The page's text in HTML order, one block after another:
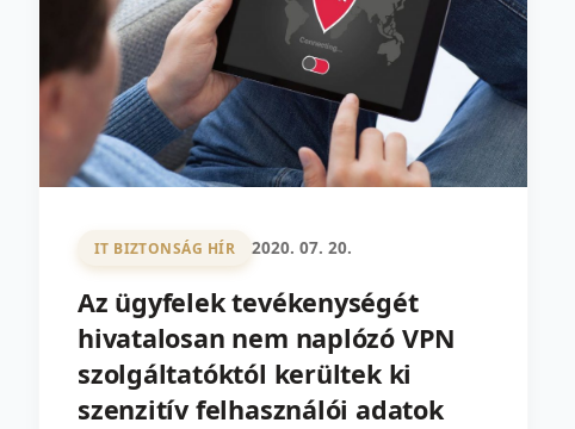
IT BIZTONSÁG HÍR 2020. 07. 20.
Az ügyfelek tevékenységét
hivatalosan nem naplózó VPN
szolgáltatóktól kerültek ki
szenzitív felhasználói adatok